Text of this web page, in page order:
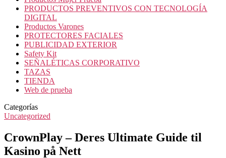
PRODUCTOS PREVENTIVOS CON TECNOLOGÍA
DIGITAL
Productos Varones
PROTECTORES FACIALES
PUBLICIDAD EXTERIOR
Safety Kit
SEÑALÉTICAS CORPORATIVO
TAZAS
TIENDA
Web de prueba
Categorías
Uncategorized
CrownPlay – Deres Ultimate Guide til
Kasino på Nett